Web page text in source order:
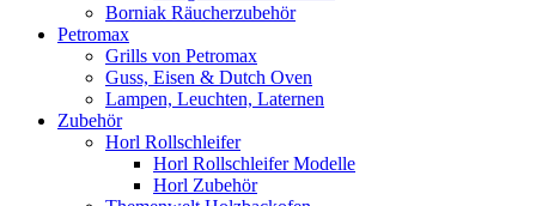
Borniak Räucherzubehör
Petromax
Grills von Petromax
Guss, Eisen & Dutch Oven
Lampen, Leuchten, Laternen
Zubehör
Horl Rollschleifer
Horl Rollschleifer Modelle
Horl Zubehör